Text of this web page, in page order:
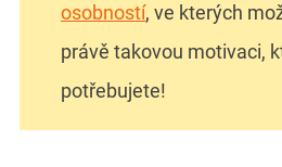
osobností, ve kterých
právě takovou motivaci,
potřebujete!